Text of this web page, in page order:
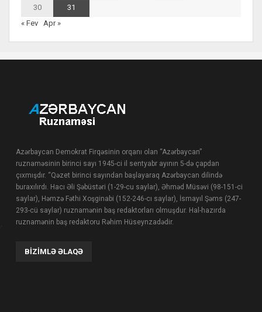
30
31
« Fev Apr »
Azərbaycan Demokrat Firqəsinin orqanı olan “Azərbaycan”
ruznaməsinin birinci sayı 1945-ci il sentyabr ayının 5-də çapdan
çıxmışdır. “Qəzet birinci sayından başlayaraq Azərbaycan dilində
buraxılırdı. Hacı Əli Şəbüstəri (1-29-cu saylar), Əhməd Müsəvi (98-151-ci
saylar), Həmzə Fəthi Xoşginabi (152-246-cı saylar), İsmayıl Şəms (247-
293-cü saylar) ruznamənin baş redaktorları olmuşdur. Hal-hazırda
ruznamənin baş redaktoru Rəhim Hüseynzadədir.
BIZIMLƏ ƏLAQƏ